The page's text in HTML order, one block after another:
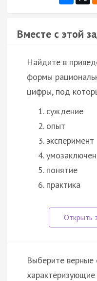
Вместе с этой
Найдите в
формы
цифры, под
суждение
опыт
эксперимент
понятие
практика
Выберите верные